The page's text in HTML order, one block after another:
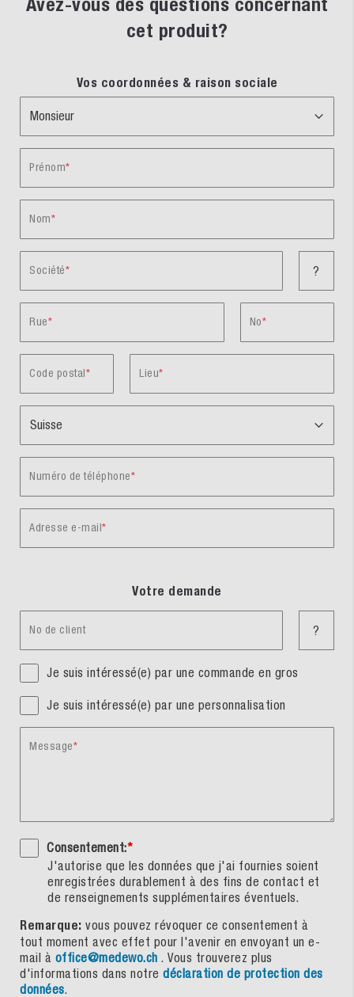
cet produit?
Vos coordonnées & raison sociale
Prénom
Nom
Société ?
Rue No
Code postal Lieu
Numéro de téléphone
Adresse e-mail
Votre demande
No de client ?
Je suis intéressé(e) par une commande en gros
Je suis intéressé(e) par une personnalisation
Message
Consentement:*
J'autorise que les données que j'ai fournies soient
enregistrées durablement à des fins de contact et
de renseignements supplémentaires éventuels.
Remarque: vous pouvez révoquer ce consentement à
tout moment avec effet pour l'avenir en envoyant un e-
mail à office@medewo.ch . Vous trouverez plus
d'informations dans notre déclaration de protection des
données.